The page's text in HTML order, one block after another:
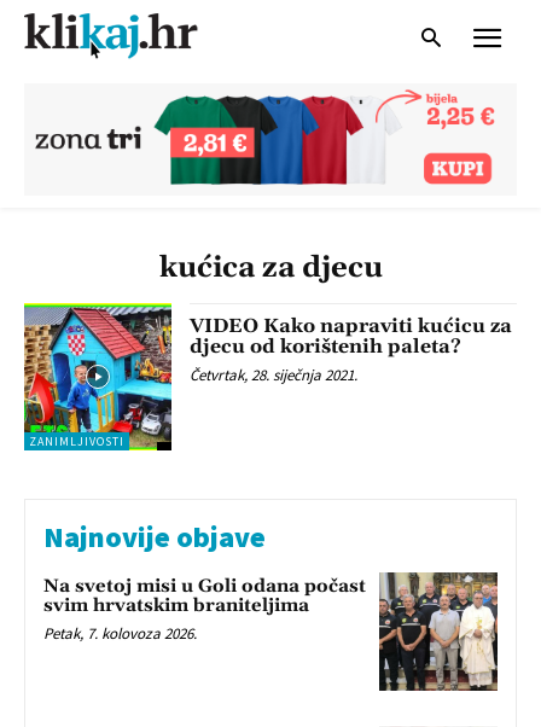
kućica za djecu
ZANIMLJIVOSTI
VIDEO Kako napraviti kućicu za
djecu od korištenih paleta?
Četvrtak, 28. siječnja 2021.
Najnovije objave
Na svetoj misi u Goli odana počast
svim hrvatskim braniteljima
Petak, 7. kolovoza 2026.